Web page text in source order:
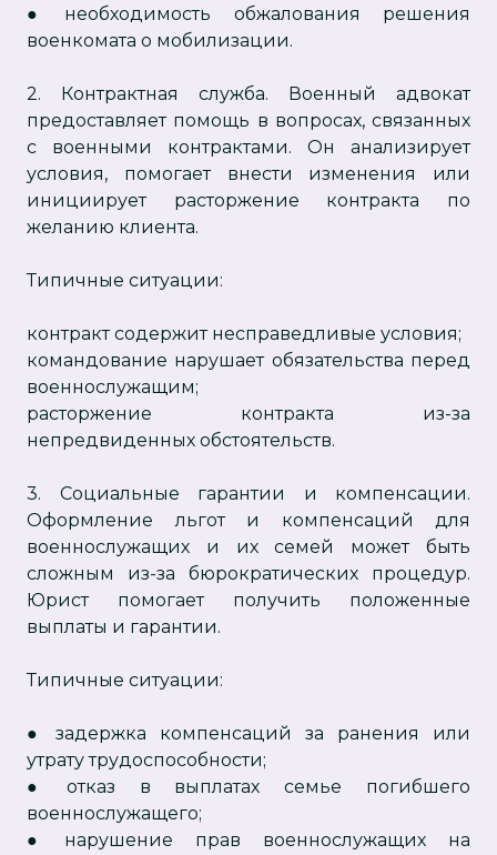
● необходимость обжалования решения
военкомата о мобилизации.
2. Контрактная служба. Военный адвокат
предоставляет помощь в вопросах, связанных
с военными контрактами. Он анализирует
условия, помогает внести изменения или
инициирует расторжение контракта по
желанию клиента.
Типичные ситуации:
контракт содержит несправедливые условия;
командование нарушает обязательства перед
военнослужащим;
расторжение контракта из-за
непредвиденных обстоятельств.
3. Социальные гарантии и компенсации.
Оформление льгот и компенсаций для
военнослужащих и их семей может быть
сложным из-за бюрократических процедур.
Юрист помогает получить положенные
выплаты и гарантии.
Типичные ситуации:
● задержка компенсаций за ранения или
утрату трудоспособности;
● отказ в выплатах семье погибшего
военнослужащего;
● нарушение прав военнослужащих на